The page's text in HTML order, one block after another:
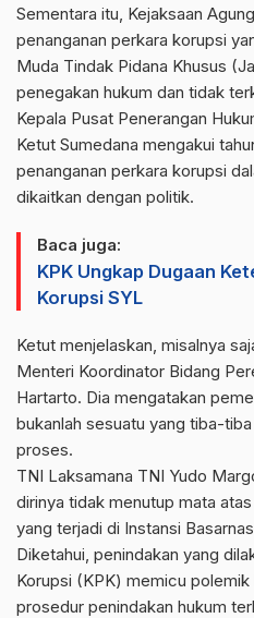
Sementara itu, Kejaksaan
penanganan perkara korupsi
Muda Tindak Pidana Khusus
penegakan hukum dan tidak
Kepala Pusat Penerangan
Ketut Sumedana mengakui
penanganan perkara korupsi
dikaitkan dengan politik.
Baca juga:
KPK Ungkap Dugaan
Korupsi SYL
Ketut menjelaskan, misalnya
Menteri Koordinator Bidang
Hartarto. Dia mengatakan
bukanlah sesuatu yang tiba-
proses.
TNI Laksamana TNI Yudo
dirinya tidak menutup mata
yang terjadi di Instansi
Diketahui, penindakan yang
Korupsi (KPK) memicu polemik
prosedur penindakan hukum